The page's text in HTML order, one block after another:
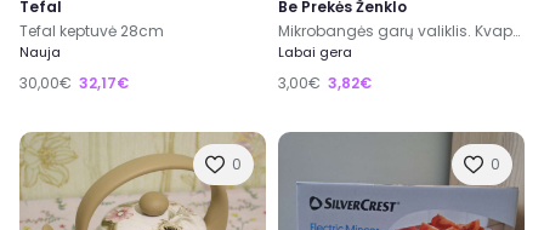
Tefal
Tefal keptuvė 28cm
Nauja
30,00€ 32,17€
Be Prekės Ženklo
Mikrobangės garų valiklis. Kvapų sugėriklis.
Labai gera
3,00€ 3,82€
0 0